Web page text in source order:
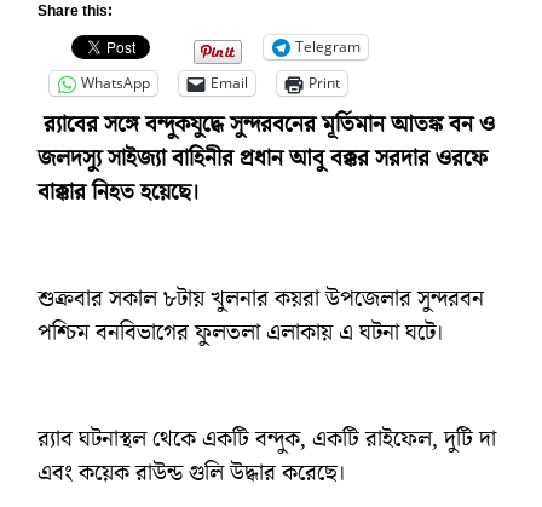
Share this:
Telegram
WhatsApp
Email Print
র‌্যাবের সঙ্গে বন্দুকযুদ্ধে সুন্দরবনের মূর্তিমান আতঙ্ক বন ও
জলদস্যু সাইজ্যা বাহিনীর প্রধান আবু বক্কর সরদার ওরফে
বাক্কার নিহত হয়েছে।
শুক্রবার সকাল ৮টায় খুলনার কয়রা উপজেলার সুন্দরবন
পশ্চিম বনবিভাগের ফুলতলা এলাকায় এ ঘটনা ঘটে।
র‌্যাব ঘটনাস্থল থেকে একটি বন্দুক, একটি রাইফেল, দুটি দা
এবং কয়েক রাউন্ড গুলি উদ্ধার করেছে।